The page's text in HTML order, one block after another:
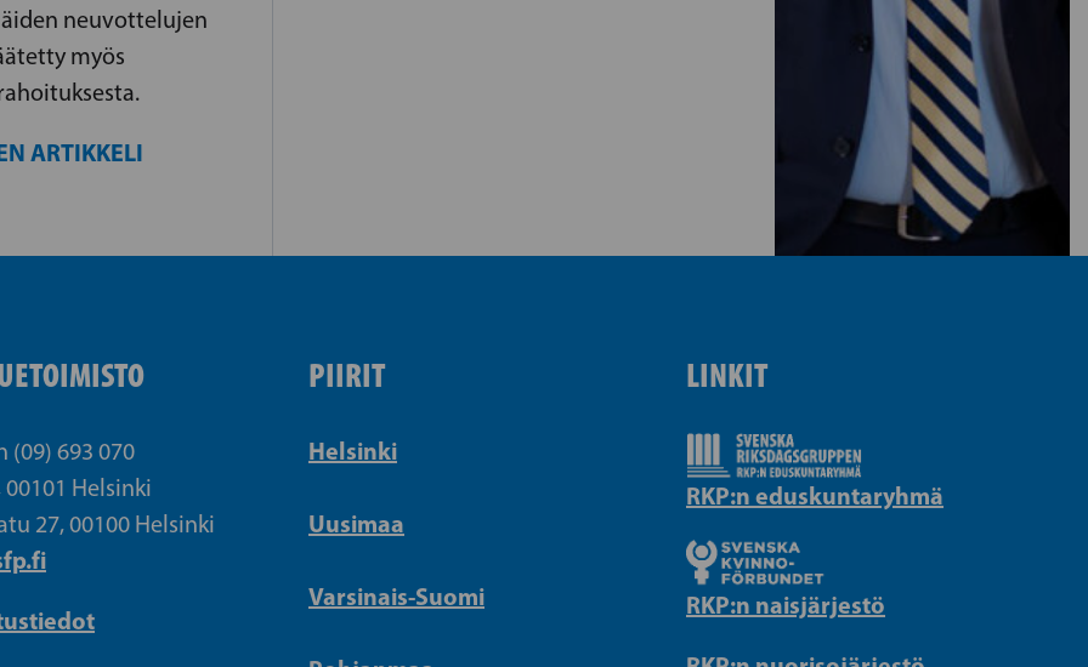
neuvottelujen
myös
ARTIKKELI
(09) 693 070
00101 Helsinki
27, 00100 Helsinki
PIIRIT
Helsinki
Uusimaa
Varsinais-Suomi
LINKIT
RKP:n eduskuntaryhmä
RKP:n naisjärjestö